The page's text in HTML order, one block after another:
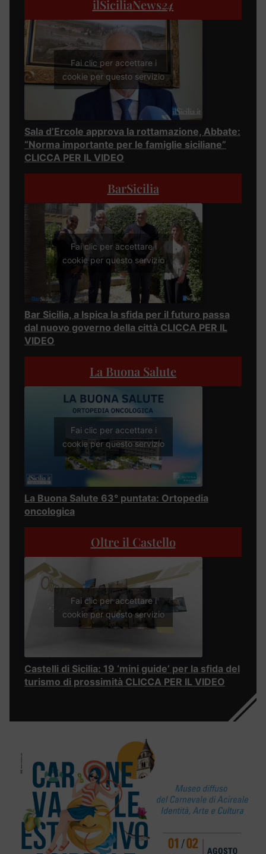
ilSiciliaNews24
Fai clic per accettare i
cookie per questo servizio
Sala d’Ercole approva la rottamazione, Abbate:
“Norma importante per le famiglie siciliane”
CLICCA PER IL VIDEO
BarSicilia
Fai clic per accettare i
cookie per questo servizio
Bar Sicilia, a Ispica la sfida per il futuro passa
dal nuovo governo della città CLICCA PER IL
VIDEO
La Buona Salute
Fai clic per accettare i
cookie per questo servizio
La Buona Salute 63° puntata: Ortopedia
oncologica
Oltre il Castello
Fai clic per accettare i
cookie per questo servizio
Castelli di Sicilia: 19 ‘mini guide’ per la sfida del
turismo di prossimità CLICCA PER IL VIDEO